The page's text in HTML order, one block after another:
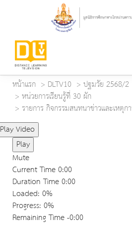
หน้าแรก DLTV10
ปฐมวัย 2568/2
หน่วยการเรียนรู้ที่ 30 ผัก
รายการ กิจกรรมสนทนาข่าวและเหตุก
Play Video
Play
Mute
Current Time0:00
Duration Time0:00
Loaded: 0%
Progress: 0%
Remaining Time-0:00